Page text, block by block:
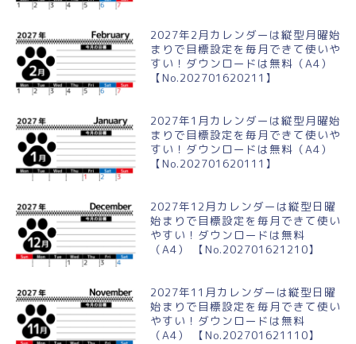
2027年2月カレンダーは縦型月曜始
まりで目標設定を毎月できて使いや
すい！ダウンロードは無料（A4）
【No.202701620211】
2027年1月カレンダーは縦型月曜始
まりで目標設定を毎月できて使いや
すい！ダウンロードは無料（A4）
【No.202701620111】
2027年12月カレンダーは縦型日曜
始まりで目標設定を毎月できて使い
やすい！ダウンロードは無料
（A4） 【No.202701621210】
2027年11月カレンダーは縦型日曜
始まりで目標設定を毎月できて使い
やすい！ダウンロードは無料
（A4） 【No.202701621110】